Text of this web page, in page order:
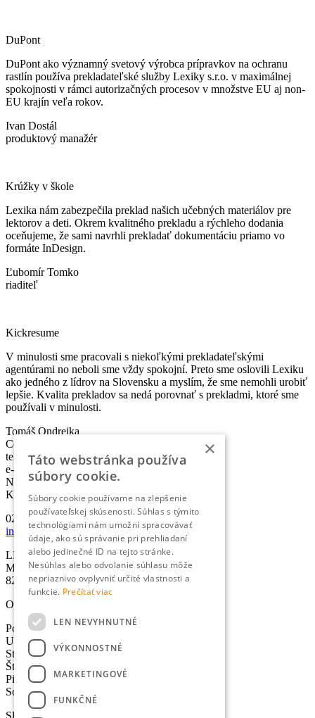
DuPont
DuPont ako významný svetový výrobca prípravkov na ochranu
rastlín používa prekladateľské služby Lexiky s.r.o. v maximálnej
spokojnosti v rámci autorizačných procesov v množstve EU aj non-
EU krajín veľa rokov.
Ivan Dostál
produktový manažér
Krúžky v škole
Lexika nám zabezpečila preklad našich učebných materiálov pre
lektorov a deti. Okrem kvalitného prekladu a rýchleho dodania
oceňujeme, že sami navrhli prekladať dokumentáciu priamo vo
formáte InDesign.
Ľubomír Tomko
riaditeľ
Kickresume
V minulosti sme pracovali s niekoľkými prekladateľskými
agentúrami no neboli sme vždy spokojní. Preto sme oslovili Lexiku
ako jedného z lídrov na Slovensku a myslím, že sme nemohli urobiť
lepšie. Kvalita prekladov sa nedá porovnať s prekladmi, ktoré sme
používali v minulosti.
Tomáš Ondrejka
Co-founder & Head of Marketing
telefón: +421 2 5010 6700
e-mail:
info@lexika.sk
Nájdete nás:
Kontakty
02/501 067 00
info@lexika.sk
LEXIKA s.r.o.
Miletičova 21
821 09 Bratislava
Otváracie hodiny
Pondelok: 8:30-17:00 hod.
Utorok: 8:30-17:00 hod.
Streda: 8:30-17:00 hod.
Štvrtok: 8:30-17:00 hod.
Piatok: 8:30-17:00 hod.
Sobota - Nedeľa: Zatvorené
Služby
×
Táto webstránka používa
súbory cookie.
Súbory cookie používame na zlepšenie
používateľskej skúsenosti. Súhlas s týmito
technológiami nám umožní spracovávať
údaje, ako sú správanie pri prehliadaní
alebo jedinečné ID na tejto stránke.
Nesúhlas alebo odvolanie súhlasu môže
nepriaznivo ovplyvniť určité vlastnosti a
funkcie. Prečítať viac
LEN NEVYHNUTNÉ
VÝKONNOSTNÉ
MARKETINGOVÉ
FUNKČNÉ